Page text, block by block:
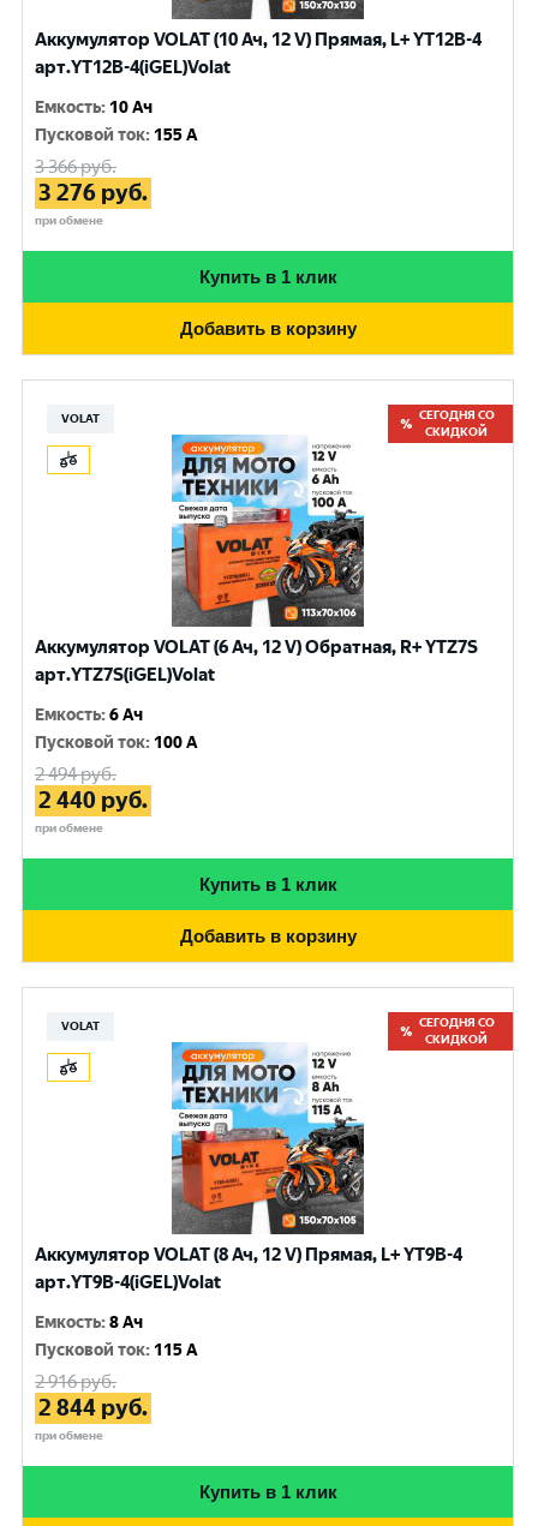
Аккумулятор VOLAT (10 Ач, 12 V) Прямая, L+ YT12B-4
арт.YT12B-4(iGEL)Volat
Емкость: 10 Ач
Пусковой ток: 155 A
3 366руб.
3 276 руб.
при обмене
Купить в 1 клик
Добавить в корзину
VOLAT
СЕГОДНЯ СО
СКИДКОЙ
Аккумулятор VOLAT (6 Ач, 12 V) Обратная, R+ YTZ7S
арт.YTZ7S(iGEL)Volat
Емкость:6 Ач
Пусковой ток: 100 A
2 494руб.
2 440 руб.
при обмене
Купить в 1 клик
Добавить в корзину
VOLAT
СЕГОДНЯ СО
СКИДКОЙ
Аккумулятор VOLAT (8 Ач, 12 V) Прямая, L+ YT9B-4
арт.YT9B-4(iGEL)Volat
Емкость:8 Ач
Пусковой ток: 115 A
2 916руб.
2 844 руб.
при обмене
Купить в 1 клик